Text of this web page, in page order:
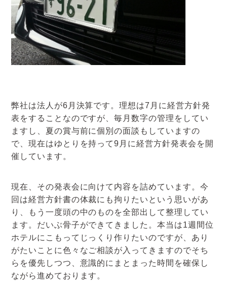
弊社は法人が6月決算です。理想は7月に経営方針発
表をすることなのですが、毎月数字の管理をしてい
ますし、夏の賞与前に個別の面談もしていますの
で、現在はゆとりを持って9月に経営方針発表会を開
催しています。
現在、その発表会に向けて内容を詰めています。今
回は経営方針書の体裁にも拘りたいという思いがあ
り、もう一度頭の中のものを全部出して整理してい
ます。だいぶ骨子ができてきました。本当は1週間位
ホテルにこもってじっくり作りたいのですが、あり
がたいことに色々なご相談が入ってきますのでそち
らを優先しつつ、意識的にまとまった時間を確保し
ながら進めております。